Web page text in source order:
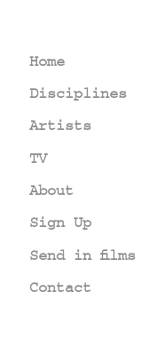
Home
Disciplines
Artists
TV
About
Sign Up
Send in films
Contact